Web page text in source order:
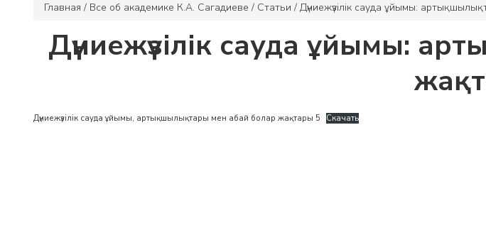
Главная / Все об академике К.А. Сагадиеве / Статьи / Дүниежүзілік сауда ұйымы:
Дүниежүзілік сауда ұйымы:
Дүниежүзілік сауда ұйымы, артықшылықтары мен абай болар жақтары 5 Скачать